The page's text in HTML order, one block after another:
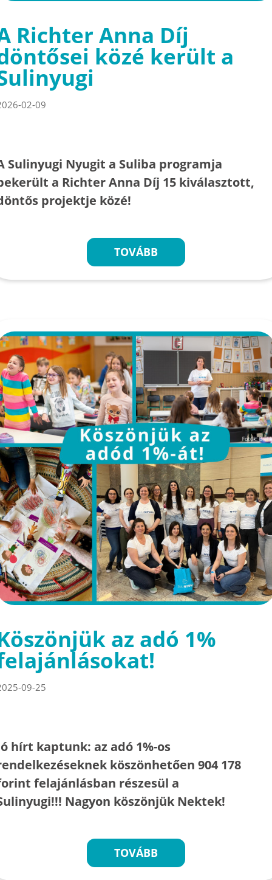
Richter Anna Díj
közé került a
02-09
Sulinyugi Nyugit a Suliba programja
a Richter Anna Díj 15 kiválasztott,
projektje közé!
TOVÁBB
az adó 1%
09-25
hírt kaptunk: az adó 1%-os
köszönhetően 904 178
felajánlásban részesül a
Nagyon köszönjük Nektek!
TOVÁBB